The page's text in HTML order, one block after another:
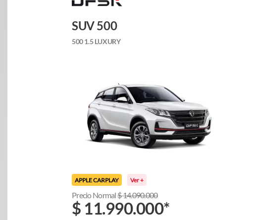
SUV 500
500 1.5 LUXURY
APPLE CARPLAY Ver +
Precio Normal$14.090.000
$ 11.990.000*